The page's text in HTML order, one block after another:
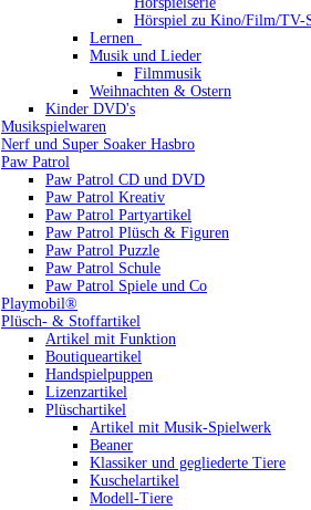
Hörspiel zu Kino/Film/TV-
Lernen_
Musik und Lieder
Filmmusik
Weihnachten & Ostern
Kinder DVD's
Musikspielwaren
Nerf und Super Soaker Hasbro
Paw Patrol
Paw Patrol CD und DVD
Paw Patrol Kreativ
Paw Patrol Partyartikel
Paw Patrol Plüsch & Figuren
Paw Patrol Puzzle
Paw Patrol Schule
Paw Patrol Spiele und Co
Playmobil®
Plüsch- & Stoffartikel
Artikel mit Funktion
Boutiqueartikel
Handspielpuppen
Lizenzartikel
Plüschartikel
Artikel mit Musik-Spielwerk
Beaner
Klassiker und gegliederte Tiere
Kuschelartikel
Modell-Tiere